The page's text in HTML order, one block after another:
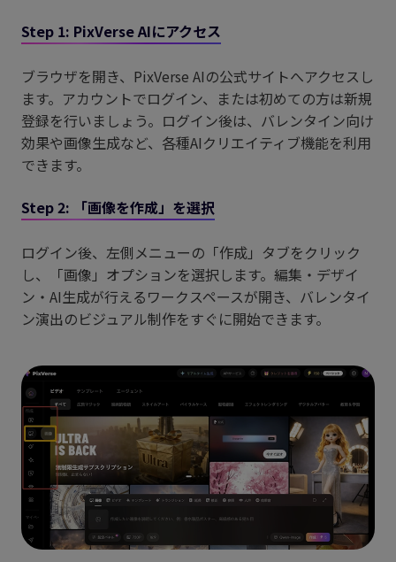
Step 1: PixVerse AIにアクセス
ブラウザを開き、PixVerse AIの公式サイトへアクセスし
ます。アカウントでログイン、または初めての方は新規
登録を行いましょう。ログイン後は、バレンタイン向け
効果や画像生成など、各種AIクリエイティブ機能を利用
できます。
Step 2: 「画像を作成」を選択
ログイン後、左側メニューの「作成」タブをクリック
し、「画像」オプションを選択します。編集・デザイ
ン・AI生成が行えるワークスペースが開き、バレンタイ
ン演出のビジュアル制作をすぐに開始できます。